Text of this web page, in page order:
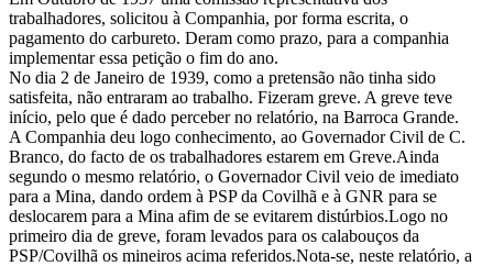
trabalhadores, solicitou à Companhia, por forma escrita, o
pagamento do carbureto. Deram como prazo, para a companhia
implementar essa petição o fim do ano.
No dia 2 de Janeiro de 1939, como a pretensão não tinha sido
satisfeita, não entraram ao trabalho. Fizeram greve. A greve teve
início, pelo que é dado perceber no relatório, na Barroca Grande.
A Companhia deu logo conhecimento, ao Governador Civil de C.
Branco, do facto de os trabalhadores estarem em Greve.Ainda
segundo o mesmo relatório, o Governador Civil veio de imediato
para a Mina, dando ordem à PSP da Covilhã e à GNR para se
deslocarem para a Mina afim de se evitarem distúrbios.Logo no
primeiro dia de greve, foram levados para os calabouços da
PSP/Covilhã os mineiros acima referidos.Nota-se, neste relatório, a